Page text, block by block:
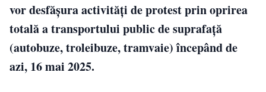
vor desfăşura activităţi de protest prin oprirea
totală a transportului public de suprafaţă
(autobuze, troleibuze, tramvaie) începând de
azi, 16 mai 2025.